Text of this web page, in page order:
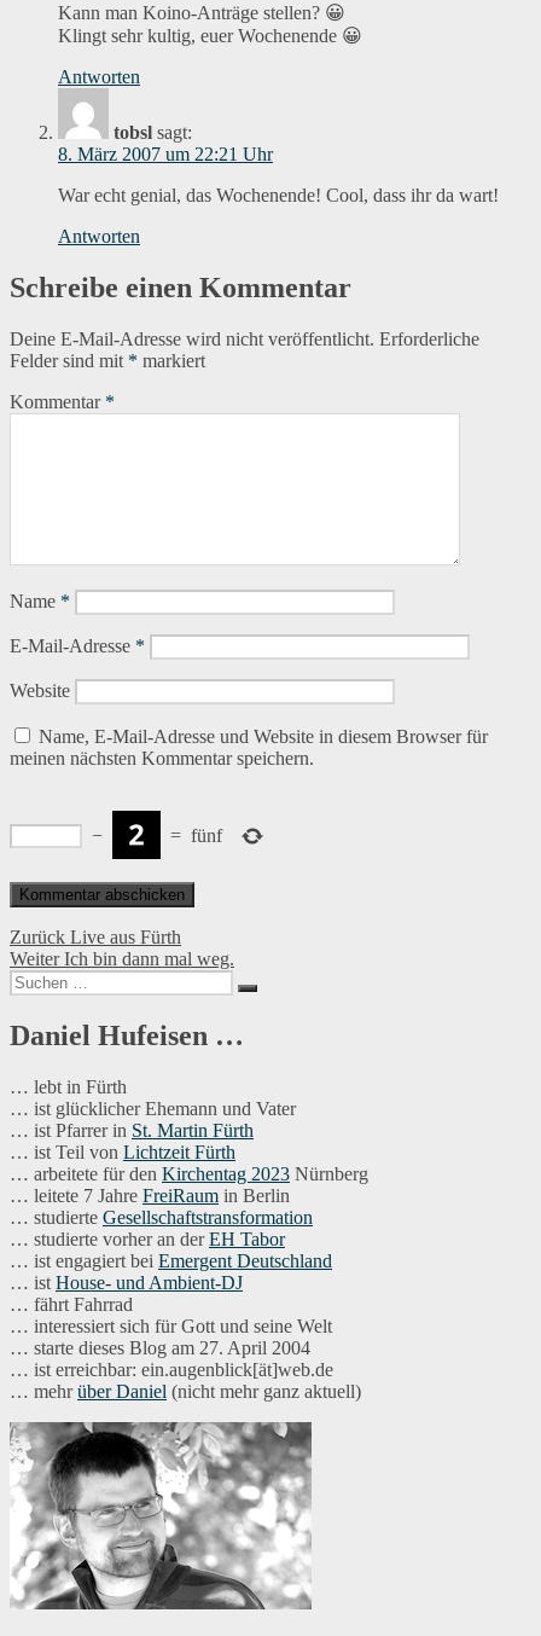
Kann man Koino-Anträge stellen? 😀
Klingt sehr kultig, euer Wochenende 😀
Antworten
tobsl sagt:
8. März 2007 um 22:21 Uhr
War echt genial, das Wochenende! Cool, dass ihr da wart!
Antworten
Schreibe einen Kommentar
Deine E-Mail-Adresse wird nicht veröffentlicht. Erforderliche
Felder sind mit * markiert
Kommentar *
Name *
E-Mail-Adresse *
Website
Name, E-Mail-Adresse und Website in diesem Browser für
meinen nächsten Kommentar speichern.
− = fünf
Beitragsnavigation
Zurück Vorheriger
Beitrag:
Live aus Fürth
Weiter Nächster
Beitrag:
Ich bin dann mal weg.
Suchen
nach:
Suchen
Daniel Hufeisen …
… lebt in Fürth
… ist glücklicher Ehemann und Vater
… ist Pfarrer in St. Martin Fürth
… ist Teil von Lichtzeit Fürth
… arbeitete für den Kirchentag 2023 Nürnberg
… leitete 7 Jahre FreiRaum in Berlin
… studierte Gesellschaftstransformation
… studierte vorher an derEH Tabor
… ist engagiert bei Emergent Deutschland
… ist House- und Ambient-DJ
… fährt Fahrrad
… interessiert sich für Gott und seine Welt
… starte dieses Blog am 27. April 2004
… ist erreichbar: ein.augenblick[ät]web.de
… mehrüber Daniel (nicht mehr ganz aktuell)